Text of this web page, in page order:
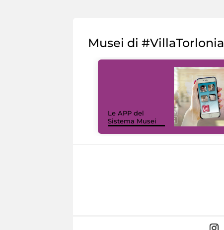
Musei di #VillaTorlonia
Le APP del
Sistema Musei